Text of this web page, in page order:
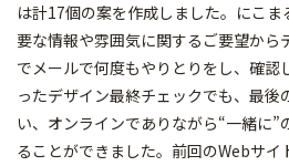
は計17個の案を作成しました。にこ
要な情報や雰囲気に関するご要望から
でメールで何度もやりとりをし、確
ったデザイン最終チェックでも、最
い、オンラインでありながら“一緒に”
ることができました。前回のWebサイ